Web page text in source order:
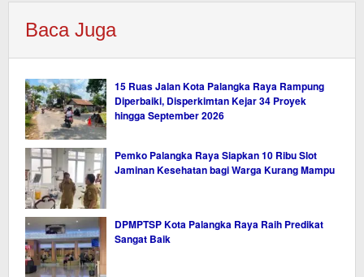
Baca Juga
15 Ruas Jalan Kota Palangka Raya Rampung
Diperbaiki, Disperkimtan Kejar 34 Proyek
hingga September 2026
Pemko Palangka Raya Siapkan 10 Ribu Slot
Jaminan Kesehatan bagi Warga Kurang Mampu
DPMPTSP Kota Palangka Raya Raih Predikat
Sangat Baik